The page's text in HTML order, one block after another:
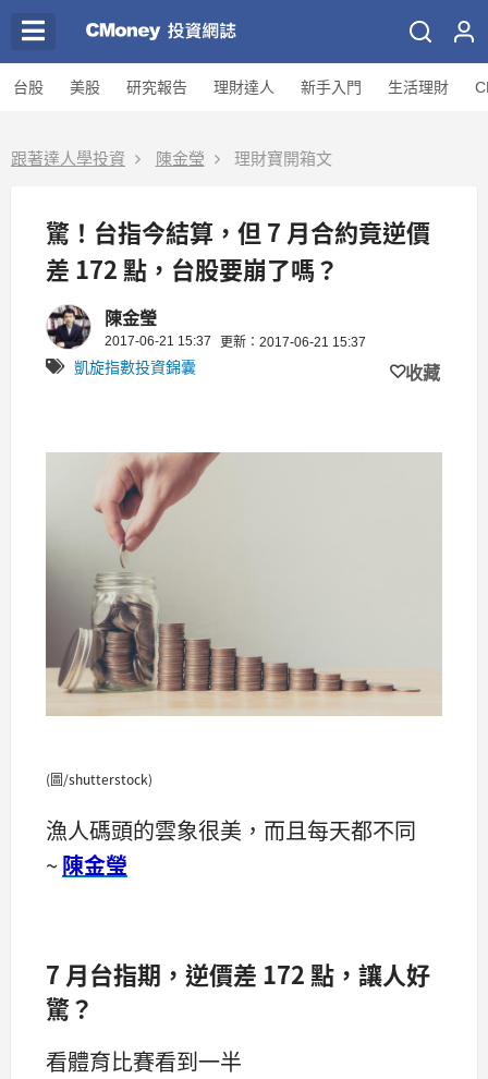
台股 美股 研究報告 理財達人 新手入門 生活理財
跟著達人學投資 陳金瑩 理財寶開箱文
驚！台指今結算，但 7 月合約竟逆價
差 172 點，台股要崩了嗎？
陳金瑩
2017-06-21 15:37 更新：2017-06-21 15:37
凱旋指數投資錦囊 收藏
(圖/shutterstock)
漁人碼頭的雲象很美，而且每天都不同
~ 陳金瑩
7 月台指期，逆價差 172 點，讓人好
驚？
看體育比賽看到一半